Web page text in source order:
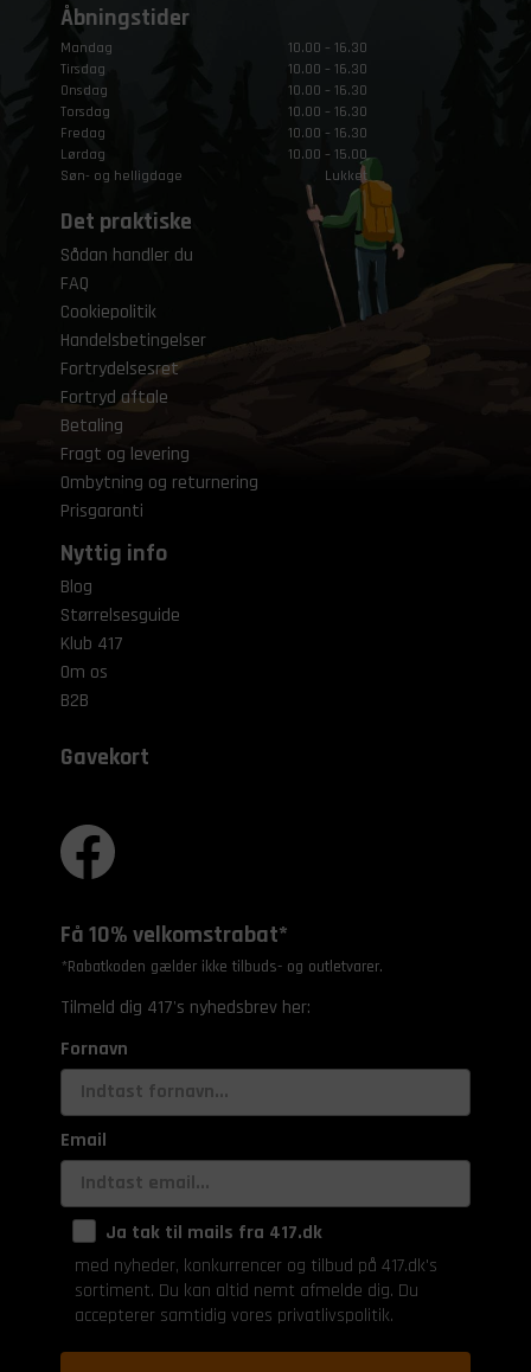
Åbningstider
Mandag
10.00 – 16.30
Tirsdag
10.00 – 16.30
Onsdag
10.00 – 16.30
Torsdag
10.00 – 16.30
Fredag
10.00 – 16.30
Lørdag
10.00 – 15.00
Søn- og helligdage
Lukket
Det praktiske
Sådan handler du
FAQ
Cookiepolitik
Handelsbetingelser
Fortrydelsesret
Fortryd aftale
Betaling
Fragt og levering
Ombytning og returnering
Prisgaranti
Nyttig info
Blog
Størrelsesguide
Klub 417
Om os
B2B
Gavekort
Få 10% velkomstrabat*
*Rabatkoden gælder ikke tilbuds- og outletvarer.
Tilmeld dig 417's nyhedsbrev her:
Fornavn
Email
Ja tak til mails fra 417.dk
med nyheder, konkurrencer og tilbud på 417.dk's
sortiment. Du kan altid nemt afmelde dig. Du
accepterer samtidig vores privatlivspolitik.